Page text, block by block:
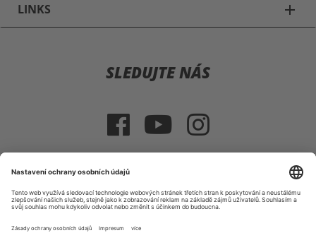
LINKS add
GPA Jezdecké přilby
Uvex Jezdecké přilby
Jezdecké přilby: Série
SLEDUJTE NÁS
VÝBĚR ZEMĚ